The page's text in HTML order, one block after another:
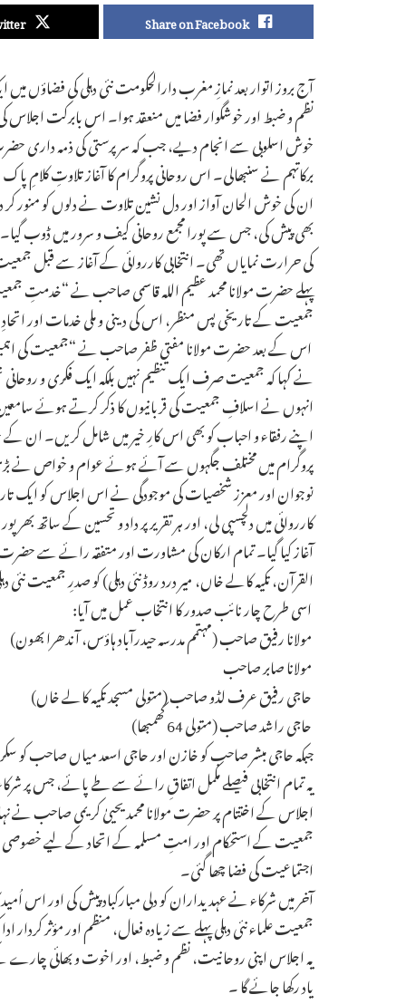
Share on Facebook
آج بروز اتوار بعد نمازِ مغرب دارالحکومت نئی دہلی کی فضاؤں
نظم و ضبط اور خوشگوار فضا میں منعقد ہوا۔ اس بابرکت
خوش اسلوبی سے انجام دیے، جب کہ سرپرستی کی ذمہ داری
برکاتہم نے سنبھالی۔ اس روحانی پروگرام کا آغاز تلاوتِ
ان کی خوش الحان آواز اور دل نشین تلاوت نے دلوں کو
بھی پیش کی، جس سے پورا مجمع روحانی کیف و سرور میں
کی حرارت نمایاں تھی۔ انتخابی کارروائی کے آغاز سے قبل
پہلے حضرت مولانا محمد عظیم اللہ قاسمی صاحب نے “خدمتِ
جمعیت کے تاریخی پس منظر، اس کی دینی و ملی خدمات اور
اس کے بعد حضرت مولانا مفتی ظفر صاحب نے “جمعیت کی اہمیت
نے کہا کہ جمعیت صرف ایک تنظیم نہیں بلکہ ایک فکری و
انہوں نے اسلافِ جمعیت کی قربانیوں کا ذکر کرتے ہوئے
اپنے رفقاء و احباب کو بھی اس کارِ خیر میں شامل کریں۔ ان
پروگرام میں مختلف جگہوں سے آئے ہوئے عوام و خواص نے
نوجوان اور معزز شخصیات کی موجودگی نے اس اجلاس کو ایک
کارروائی میں دلچسپی لی، اور ہر تقریر پر داد و تحسین کے ساتھ
آغاز کیا گیا۔ تمام ارکان کی مشاورت اور متفقہ رائے سے حضرت
القرآن، تکیہ کالے خاں، میر درد روڈ نئی دہلی) کو صدرِ جمعیت نئی
اسی طرح چار نائب صدور کا انتخاب عمل میں آیا:
مولانا رفیق صاحب (مہتمم مدرسہ حیدرآباد ہاؤس، آندھرا بھون)
مولانا صابر صاحب
حاجی رفیق عرف لڈو صاحب (متولی مسجد تکیہ کالے خاں)
حاجی راشد صاحب (متولی 64 کھمبھا)
جبکہ حاجی مبشر صاحب کو خازن اور حاجی اسعد میاں صاحب کو
یہ تمام انتخابی فیصلے مکمل اتفاقِ رائے سے طے پائے، جس پر
اجلاس کے اختتام پر حضرت مولانا محمد یحییٰ کریمی صاحب نے
جمعیت کے استحکام اور امتِ مسلمہ کے اتحاد کے لیے خصوصی
اجتماعیت کی فضا چھا گئی۔
آخر میں شرکاء نے عہدیداران کو دلی مبارکباد پیش کی اور اس
جمعیت علماء نئی دہلی پہلے سے زیادہ فعال، منظم اور مؤثر
یہ اجلاس اپنی روحانیت، نظم و ضبط، اور اخوت و بھائی چارے
یاد رکھا جائے گا ۔